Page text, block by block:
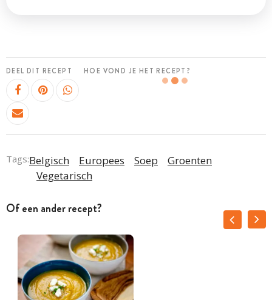
DEEL DIT RECEPT HOE VOND JE HET RECEPT?
Tags:Belgisch Europees Soep
Groenten
Vegetarisch
Of een ander recept?